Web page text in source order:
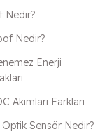
Nedir?
Nedir?
Enerji
Akımları Farkları
Optik Sensör Nedir?